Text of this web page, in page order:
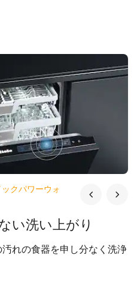
クパワーウォ
い洗い上がり
れの食器を申し分なく洗浄